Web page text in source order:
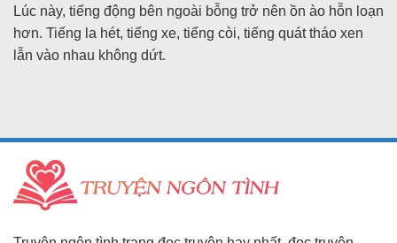
Lúc này, tiếng động bên ngoài bỗng trở nên ồn ào hỗn loạn
hơn. Tiếng la hét, tiếng xe, tiếng còi, tiếng quát tháo xen
lẫn vào nhau không dứt.